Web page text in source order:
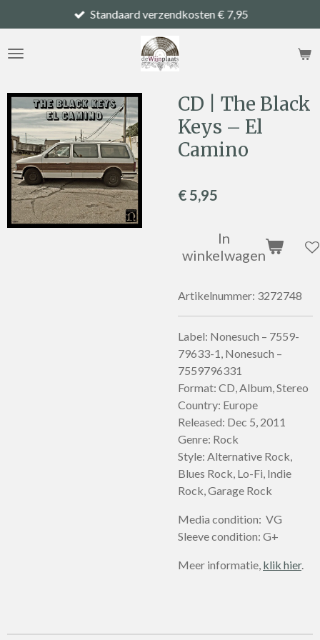
direct
naar
Standaard verzendkosten € 7,95
CD | The Black
Keys – El
Camino
€ 5,95
In
winkelwagen
Artikelnummer: 3272748
Label: Nonesuch – 7559-
79633-1, Nonesuch –
7559796331
Format: CD, Album, Stereo
Country: Europe
Released: Dec 5, 2011
Genre: Rock
Style: Alternative Rock,
Blues Rock, Lo-Fi, Indie
Rock, Garage Rock
Media condition: VG
Sleeve condition: G+
Meer informatie, klik hier.